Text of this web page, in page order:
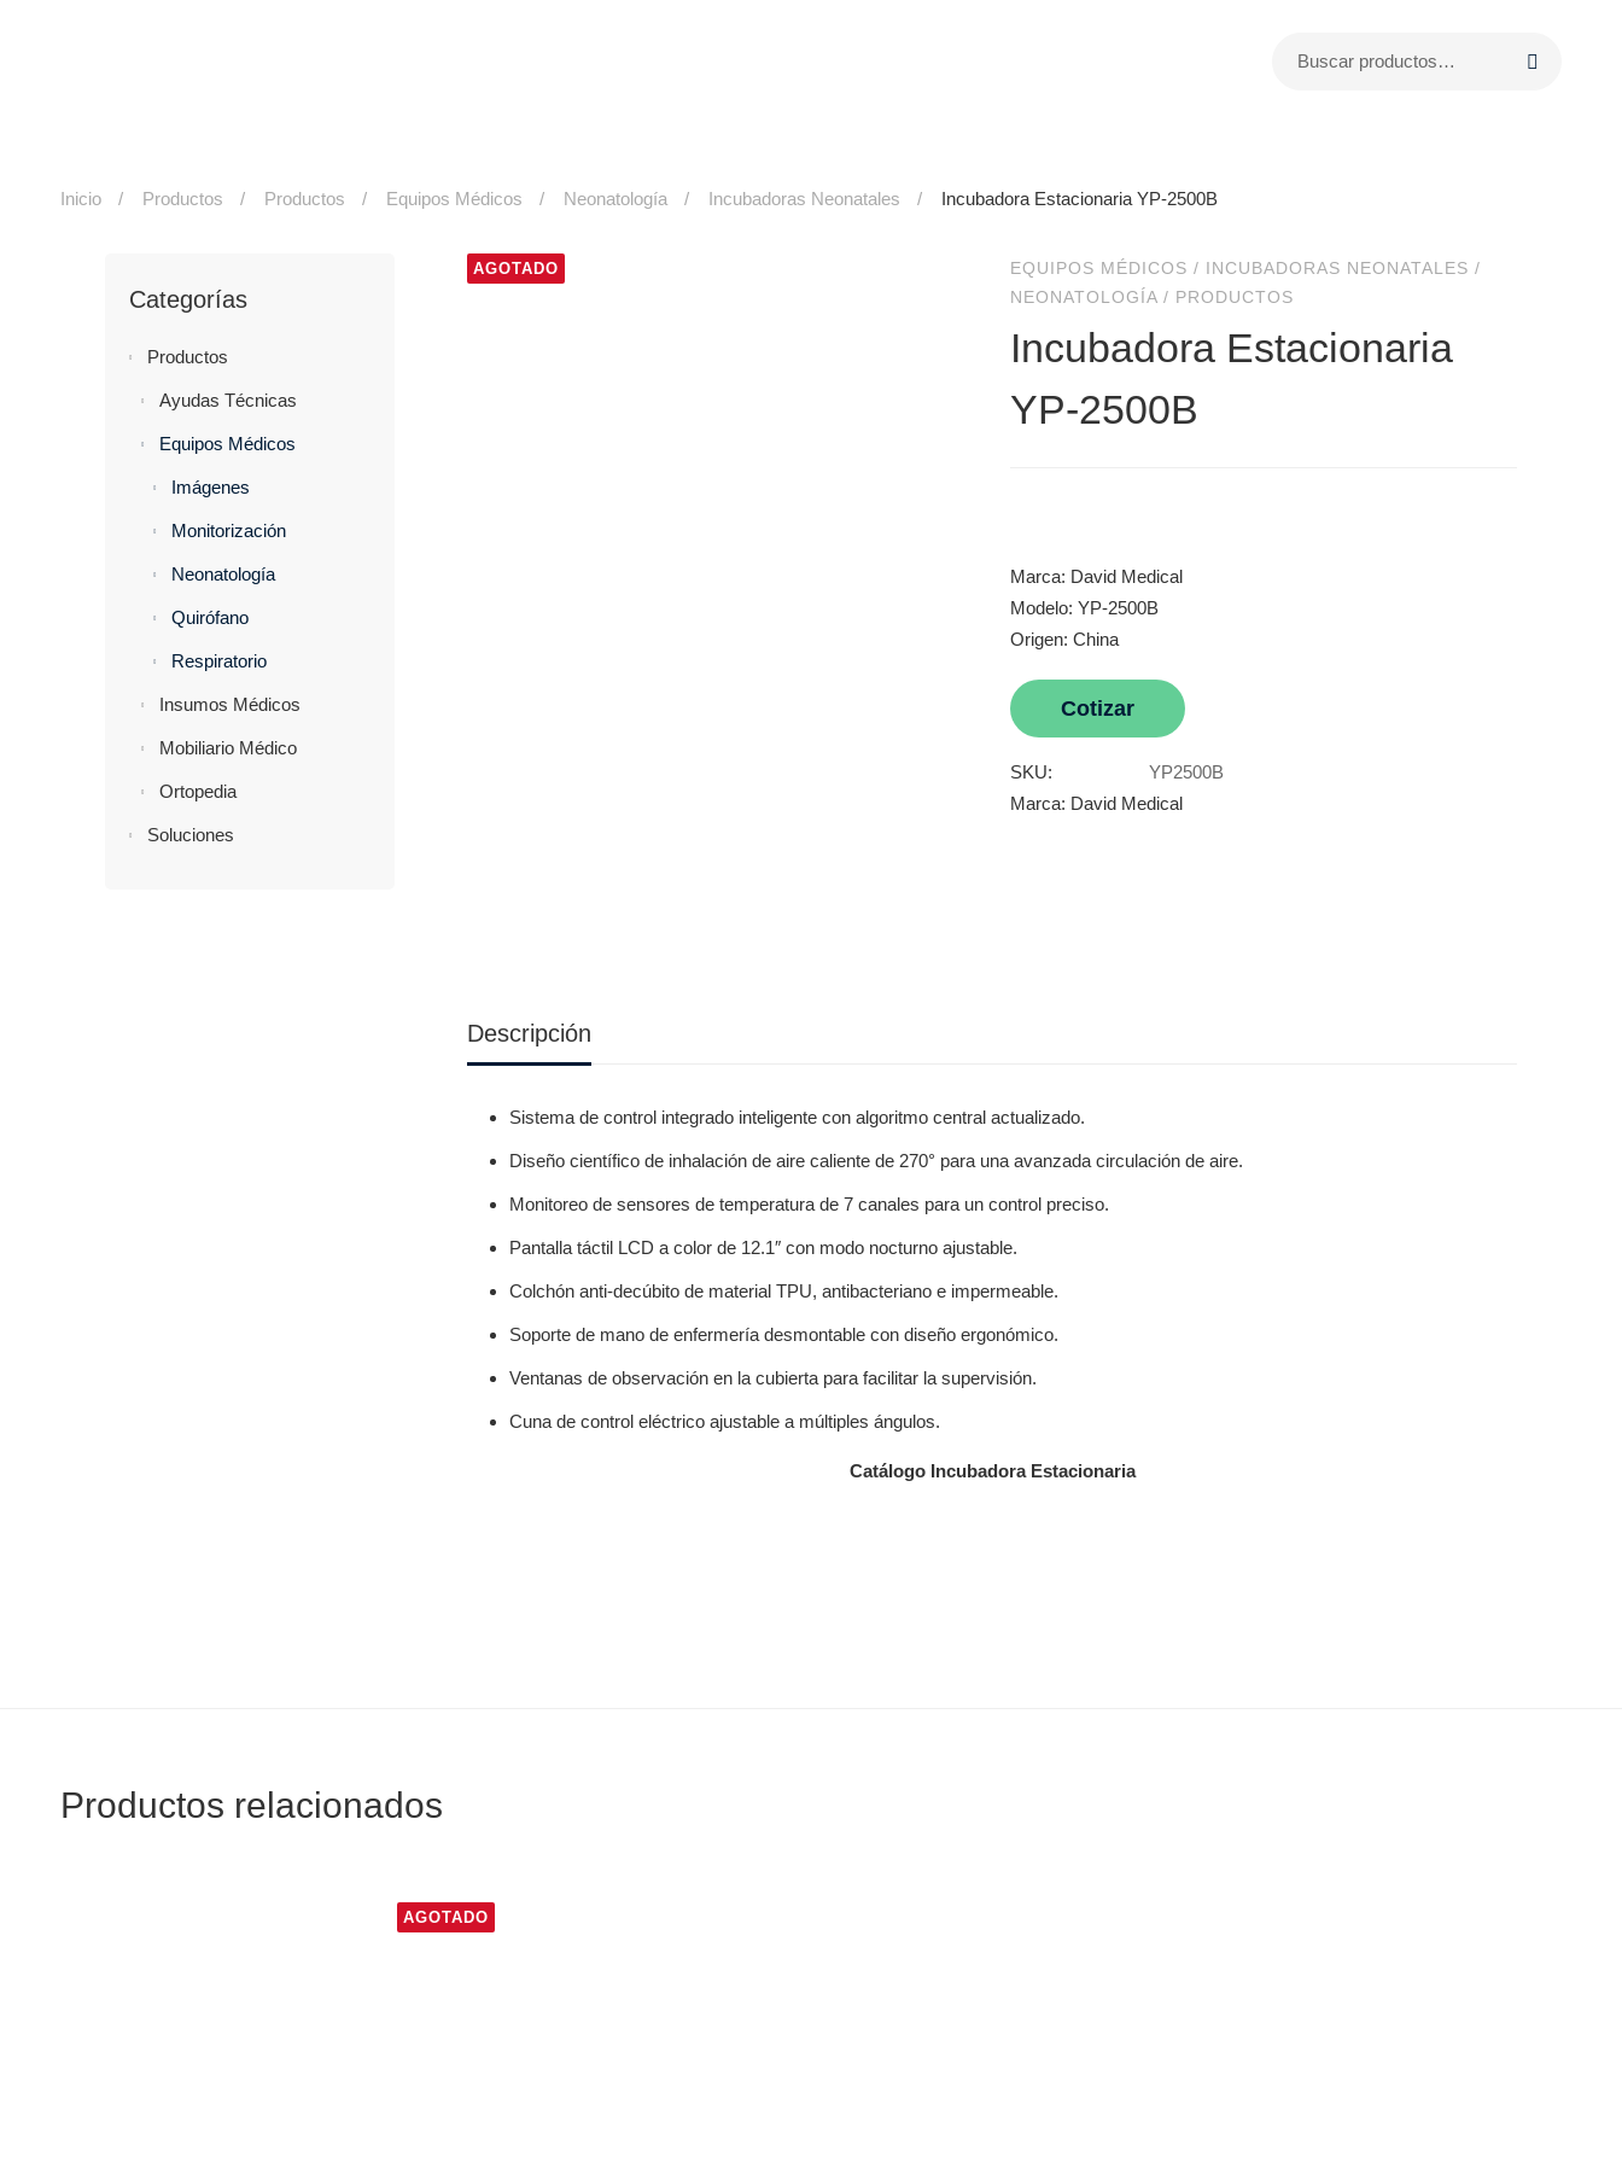
Inicio Productos Productos Equipos Médicos Neonatología Incubadoras Neonatales Incubadora Estacionaria YP-2500B
Categorías
Productos
Ayudas Técnicas
Equipos Médicos
Imágenes
Monitorización
Neonatología
Quirófano
Respiratorio
Insumos Médicos
Mobiliario Médico
Ortopedia
Soluciones
AGOTADO EQUIPOS MÉDICOS / INCUBADORAS NEONATALES /
NEONATOLOGÍA / PRODUCTOS
Incubadora Estacionaria
YP-2500B
Marca: David Medical
Modelo: YP-2500B
Origen: China
Cotizar
SKU:
YP2500B
Marca: David Medical
Descripción
Sistema de control integrado inteligente con algoritmo central actualizado.
Diseño científico de inhalación de aire caliente de 270° para una avanzada circulación de aire.
Monitoreo de sensores de temperatura de 7 canales para un control preciso.
Pantalla táctil LCD a color de 12.1″ con modo nocturno ajustable.
Colchón anti-decúbito de material TPU, antibacteriano e impermeable.
Soporte de mano de enfermería desmontable con diseño ergonómico.
Ventanas de observación en la cubierta para facilitar la supervisión.
Cuna de control eléctrico ajustable a múltiples ángulos.
Catálogo Incubadora Estacionaria
Productos relacionados
AGOTADO